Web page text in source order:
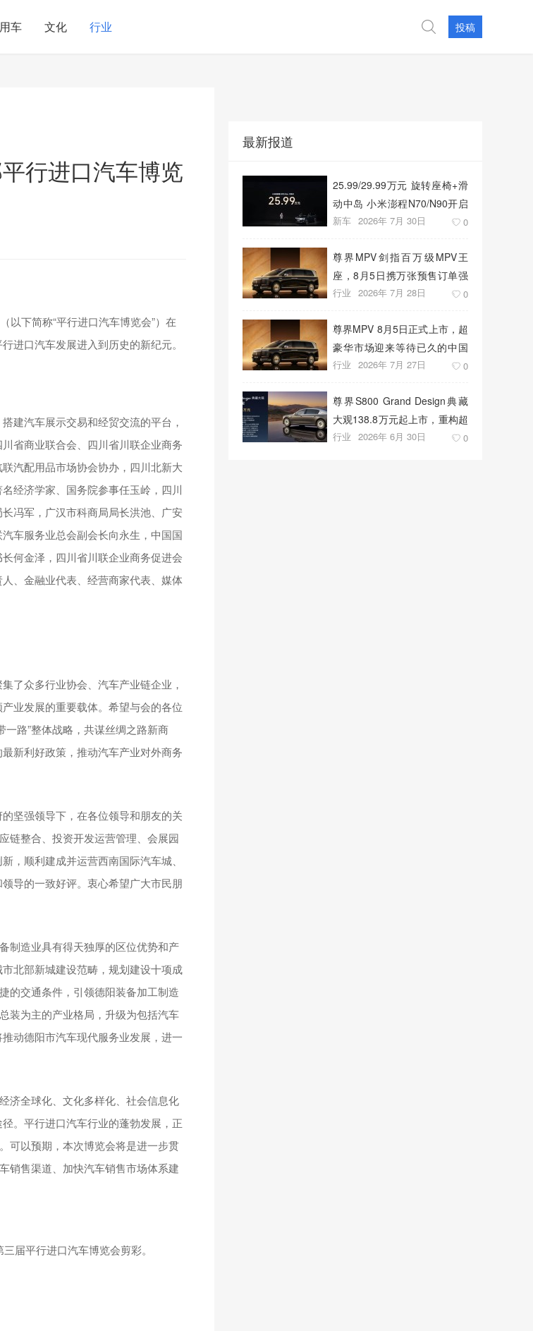
用车 文化 行业 投稿
行进口汽车博览
以下简称“平行进口汽车博览会”）在
进口汽车发展进入到历史的新纪元。
建汽车展示交易和经贸交流的平台，
省商业联合会、四川省川联企业商务
汽配用品市场协会协办，四川北新大
经济学家、国务院参事任玉岭，四川
冯军，广汉市科商局局长洪池、广安
车服务业总会副会长向永生，中国国
何金泽，四川省川联企业商务促进会
、金融业代表、经营商家代表、媒体
了众多行业协会、汽车产业链企业，
业发展的重要载体。希望与会的各位
路”整体战略，共谋丝绸之路新商
新利好政策，推动汽车产业对外商务
坚强领导下，在各位领导和朋友的关
链整合、投资开发运营管理、会展园
，顺利建成并运营西南国际汽车城、
导的一致好评。衷心希望广大市民朋
制造业具有得天独厚的区位优势和产
北部新城建设范畴，规划建设十项成
的交通条件，引领德阳装备加工制造
装为主的产业格局，升级为包括汽车
动德阳市汽车现代服务业发展，进一
济全球化、文化多样化、社会信息化
。平行进口汽车行业的蓬勃发展，正
可以预期，本次博览会将是进一步贯
销售渠道、加快汽车销售市场体系建
届平行进口汽车博览会剪彩。
最新报道
25.99/29.99万元 旋转座椅+滑
动中岛 小米澎程N70/N90开启
预售
新车 2026年 7月 30日 0
尊界MPV剑指百万级MPV王
座，8月5日携万张预售订单强
势上市
行业 2026年 7月 28日 0
尊界MPV 8月5日正式上市，超
豪华市场迎来等待已久的中国
答案
行业 2026年 7月 27日 0
尊界S800 Grand Design典藏
大观138.8万元起上市，重构超
豪华出行新标准
行业 2026年 6月 30日 0